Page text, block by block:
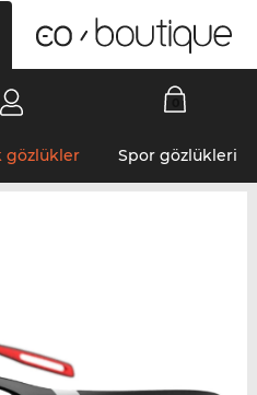
gözlükler Spor gözlükleri